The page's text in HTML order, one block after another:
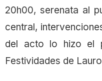
20h00, serenata al
central,
del acto lo hizo el
Festividades de